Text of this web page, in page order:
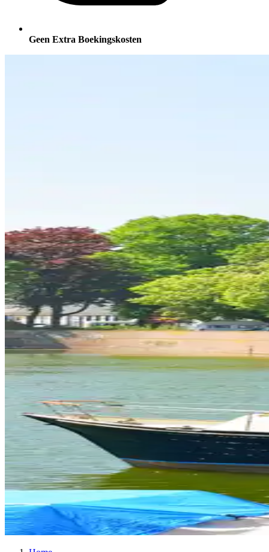
Geen Extra Boekingskosten